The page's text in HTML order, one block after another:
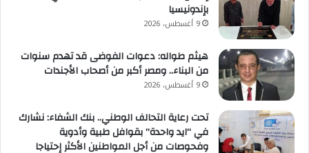
بإندونيسيا
9 أغسطس، 2026
هيثم طواله: دعوات الفوضى قد تهدم سنوات
من البناء.. ومصر أكبر من أصحاب الأجندات
9 أغسطس، 2026
تحت رعاية التحالف الوطني.. بنك الشفاء: نشارك
في “ايد واحدة” بقوافل طبية وأدوية
وفحوصات من أجل المواطنين الأكثر إحتياجا